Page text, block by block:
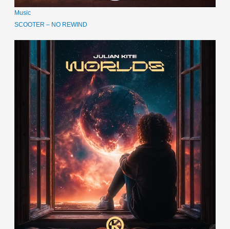
Music
SCOOTER – NO REWIND